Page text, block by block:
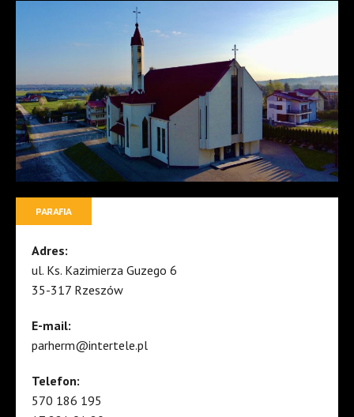
PARAFIA
Adres:
ul. Ks. Kazimierza Guzego 6
35-317 Rzeszów
E-mail:
parherm@intertele.pl
Telefon:
570 186 195